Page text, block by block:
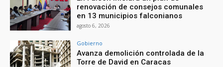
renovación de consejos comunales
en 13 municipios falconianos
agosto 6, 2026
Gobierno
Avanza demolición controlada de la
Torre de David en Caracas